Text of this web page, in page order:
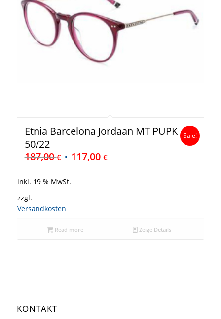
Etnia Barcelona Jordaan MT PUPK
50/22
187,00€ 117,00 €
Sale!
inkl. 19 % MwSt.
zzgl.
Versandkosten
Read more Zeige Details
KONTAKT